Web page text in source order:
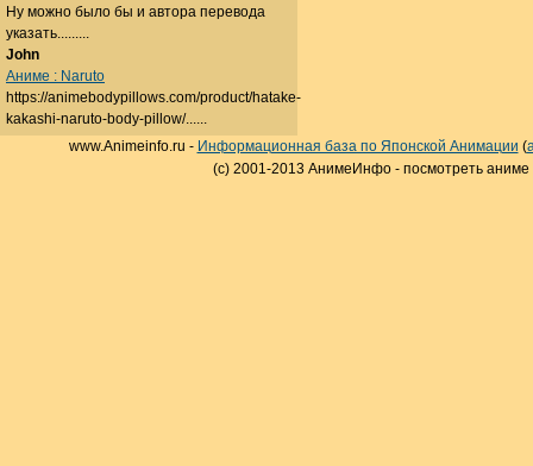
Ну можно было бы и автора перевода
указать.........
John
Аниме : Naruto
https://animebodypillows.com/product/hatake-
kakashi-naruto-body-pillow/......
www.Animeinfo.ru - Информационная база по Японской Анимации (
(c) 2001-2013 АнимеИнфо - посмотреть аниме